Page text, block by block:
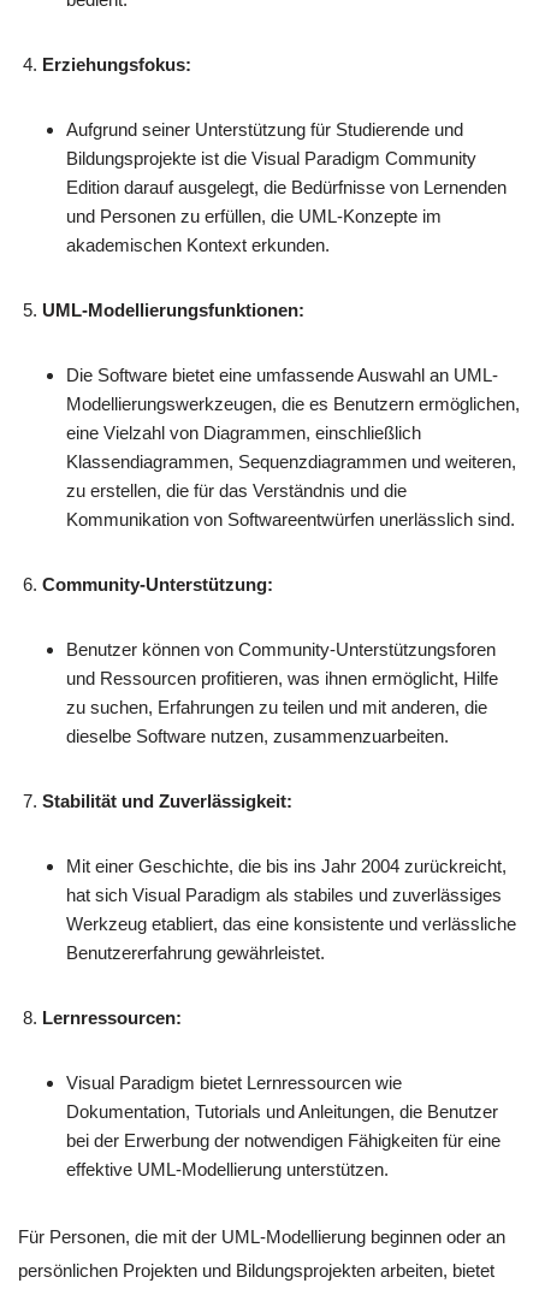
Erziehungsfokus:
Aufgrund seiner Unterstützung für Studierende und
Bildungsprojekte ist die Visual Paradigm Community
Edition darauf ausgelegt, die Bedürfnisse von Lernenden
und Personen zu erfüllen, die UML-Konzepte im
akademischen Kontext erkunden.
UML-Modellierungsfunktionen:
Die Software bietet eine umfassende Auswahl an UML-
Modellierungswerkzeugen, die es Benutzern ermöglichen,
eine Vielzahl von Diagrammen, einschließlich
Klassendiagrammen, Sequenzdiagrammen und weiteren,
zu erstellen, die für das Verständnis und die
Kommunikation von Softwareentwürfen unerlässlich sind.
Community-Unterstützung:
Benutzer können von Community-Unterstützungsforen
und Ressourcen profitieren, was ihnen ermöglicht, Hilfe
zu suchen, Erfahrungen zu teilen und mit anderen, die
dieselbe Software nutzen, zusammenzuarbeiten.
Stabilität und Zuverlässigkeit:
Mit einer Geschichte, die bis ins Jahr 2004 zurückreicht,
hat sich Visual Paradigm als stabiles und zuverlässiges
Werkzeug etabliert, das eine konsistente und verlässliche
Benutzererfahrung gewährleistet.
Lernressourcen:
Visual Paradigm bietet Lernressourcen wie
Dokumentation, Tutorials und Anleitungen, die Benutzer
bei der Erwerbung der notwendigen Fähigkeiten für eine
effektive UML-Modellierung unterstützen.
Für Personen, die mit der UML-Modellierung beginnen oder an
persönlichen Projekten und Bildungsprojekten arbeiten, bietet